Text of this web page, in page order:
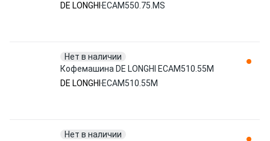
DE LONGHI ECAM550.75.MS
Нет в наличии
Кофемашина DE LONGHI ECAM510.55M
DE LONGHI ECAM510.55M
Нет в наличии